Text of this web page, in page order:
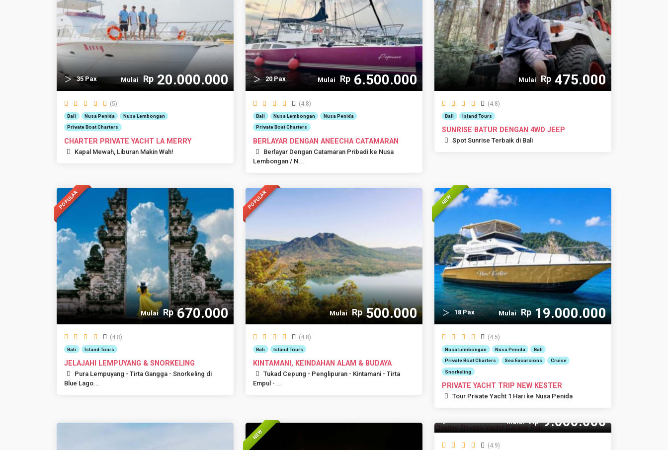
35 Pax Mulai Rp20.000.000
(5)
Bali Nusa Penida Nusa Lembongan
Private Boat Charters
CHARTER PRIVATE YACHT LA MERRY
Kapal Mewah, Liburan Makin Wah!
20 Pax Mulai Rp 6.500.000
(4.8)
Bali Nusa Lembongan Nusa Penida
Private Boat Charters
BERLAYAR DENGAN ANEECHA CATAMARAN
Berlayar Dengan Catamaran Pribadi ke Nusa
Lembongan / N...
Mulai Rp 475.000
(4.8)
Bali Island Tours
SUNRISE BATUR DENGAN 4WD JEEP
Spot Sunrise Terbaik di Bali
POPULAR
Mulai Rp670.000
(4.8)
Bali Island Tours
JELAJAHI LEMPUYANG & SNORKELING
Pura Lempuyang - Tirta Gangga - Snorkeling di
Blue Lago...
POPULAR
Mulai Rp500.000
(4.8)
Bali Island Tours
KINTAMANI, KEINDAHAN ALAM & BUDAYA
Tukad Cepung - Penglipuran - Kintamani - Tirta
Empul - ...
NEW
18 Pax Mulai Rp19.000.000
(4.5)
Nusa Lembongan Nusa Penida Bali
Private Boat Charters Sea Excursions Cruise
Snorkeling
PRIVATE YACHT TRIP NEW KESTER
Tour Private Yacht 1 Hari ke Nusa Penida
NEW
Mulai Rp9.000.000
(4.9)